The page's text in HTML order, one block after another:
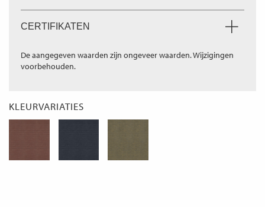
CERTIFIKATEN
De aangegeven waarden zijn ongeveer waarden. Wijzigingen
voorbehouden.
KLEURVARIATIES